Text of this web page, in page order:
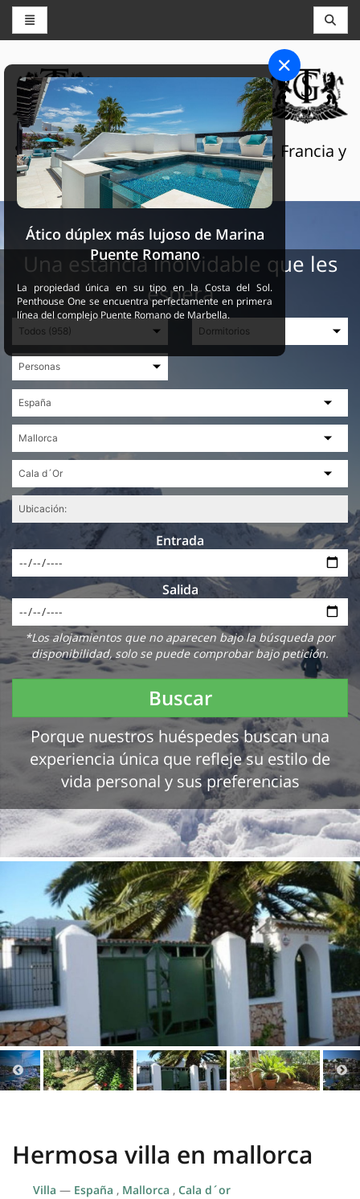
THE GRAND SELECTION
Servicios turísticos de lujo en Suiza, Francia y
España
Una estancia inolvidable que les
espera
Entrada
Salida
*Los alojamientos que no aparecen bajo la búsqueda por
disponibilidad, solo se puede comprobar bajo petición.
Buscar
Porque nuestros huéspedes buscan una
experiencia única que refleje su estilo de
vida personal y sus preferencias
Hermosa villa en mallorca
Villa — España , Mallorca , Cala d´or
Ático dúplex más lujoso de Marina
Puente Romano
La propiedad única en su tipo en la Costa del Sol.
Penthouse One se encuentra perfectamente en primera
línea del complejo Puente Romano de Marbella.